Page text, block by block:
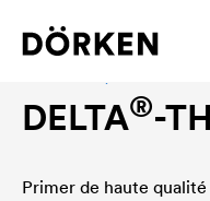
DELTA®-
Primer de haute